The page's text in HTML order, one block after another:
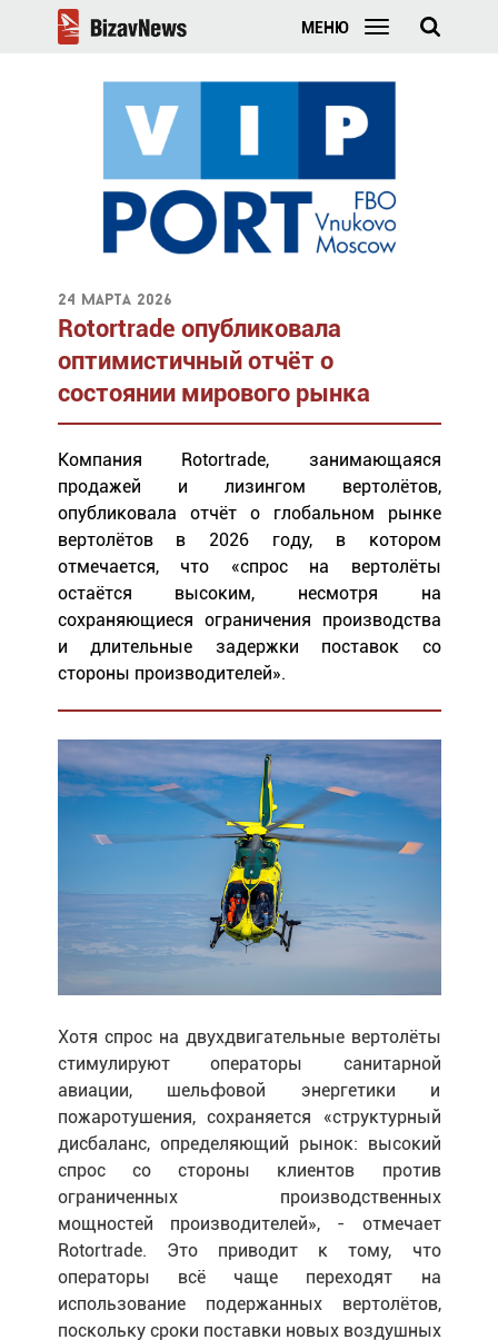
МЕНЮ
24 марта 2026
Rotortrade опубликовала
оптимистичный отчёт о
состоянии мирового рынка
Компания Rotortrade, занимающаяся
продажей и лизингом вертолётов,
опубликовала отчёт о глобальном рынке
вертолётов в 2026 году, в котором
отмечается, что «спрос на вертолёты
остаётся высоким, несмотря на
сохраняющиеся ограничения производства
и длительные задержки поставок со
стороны производителей».
Хотя спрос на двухдвигательные вертолёты
стимулируют операторы санитарной
авиации, шельфовой энергетики и
пожаротушения, сохраняется «структурный
дисбаланс, определяющий рынок: высокий
спрос со стороны клиентов против
ограниченных производственных
мощностей производителей», - отмечает
Rotortrade. Это приводит к тому, что
операторы всё чаще переходят на
использование подержанных вертолётов,
поскольку сроки поставки новых воздушных